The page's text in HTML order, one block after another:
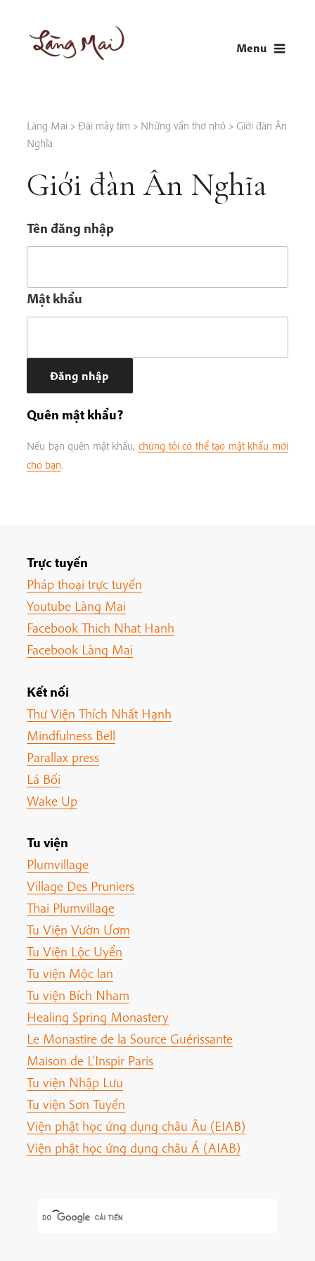
content
Menu
Làng Mai > Đài mây tím > Những vần thơ nhỏ > Giới đàn Ân
Nghĩa
Giới đàn Ân Nghĩa
Tên đăng nhập
Mật khẩu
Quên mật khẩu?
Nếu bạn quên mật khẩu, chúng tôi có thể tạo mật khẩu mới
cho bạn.
Trực tuyến
Pháp thoại trực tuyến
Youtube Làng Mai
Facebook Thich Nhat Hanh
Facebook Làng Mai
Kết nối
Thư Viện Thích Nhất Hạnh
Mindfulness Bell
Parallax press
Lá Bối
Wake Up
Tu viện
Plumvillage
Village Des Pruniers
Thai Plumvillage
Tu Viện Vườn Ươm
Tu Viện Lộc Uyển
Tu viện Mộc lan
Tu viện Bích Nham
Healing Spring Monastery
Le Monastire de la Source Guérissante
Maison de L'Inspir Paris
Tu viện Nhập Lưu
Tu viện Sơn Tuyền
Viện phật học ứng dụng châu Âu (EIAB)
Viện phật học ứng dụng châu Á (AIAB)